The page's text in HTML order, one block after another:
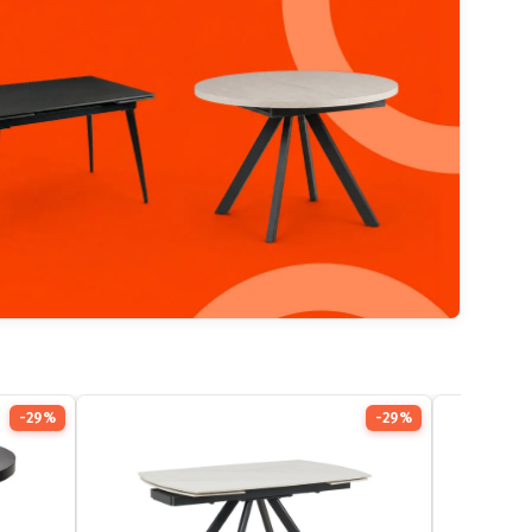
-29% -29%